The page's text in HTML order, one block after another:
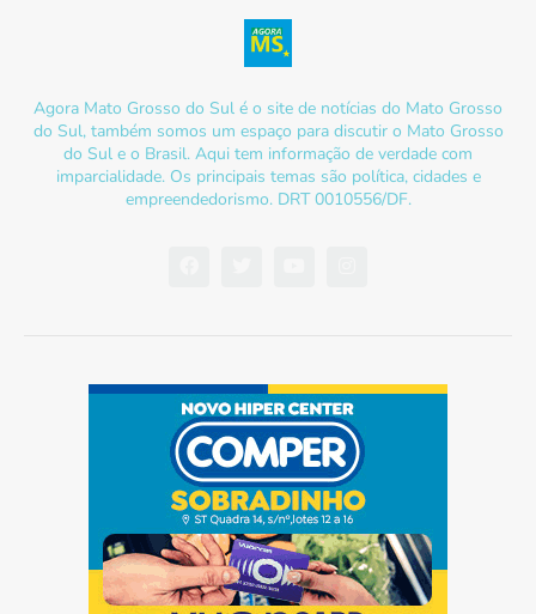
Agora Mato Grosso do Sul é o site de notícias do Mato Grosso
do Sul, também somos um espaço para discutir o Mato Grosso
do Sul e o Brasil. Aqui tem informação de verdade com
imparcialidade. Os principais temas são política, cidades e
empreendedorismo. DRT 0010556/DF.